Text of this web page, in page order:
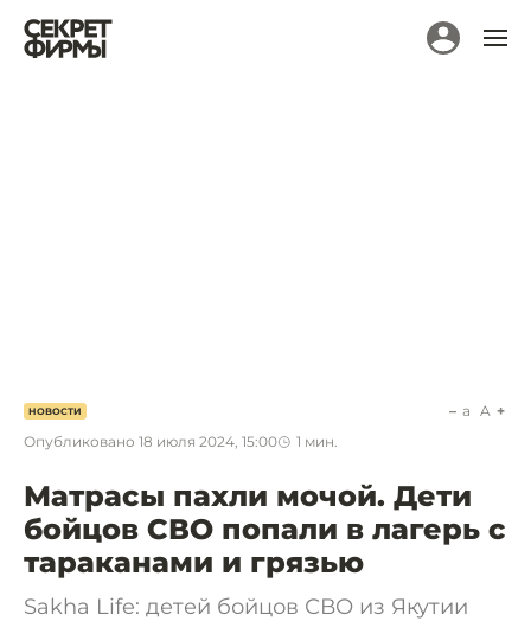
НОВОСТИ
Опубликовано 18 июля 2024, 15:00 1 мин.
a A
Матрасы пахли мочой. Дети
бойцов СВО попали в лагерь с
тараканами и грязью
Sakha Life: детей бойцов СВО из Якутии